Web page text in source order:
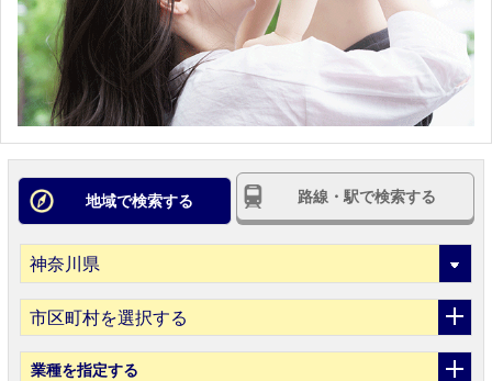
地域で検索する 路線・駅で検索する
市区町村を選択する
業種を指定する